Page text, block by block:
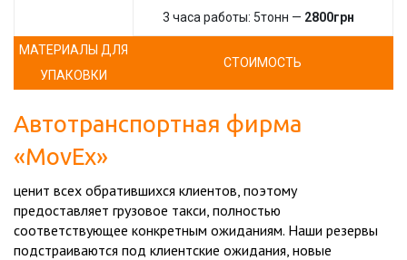
3 часа работы: 5тонн — 2800грн
МАТЕРИАЛЫ ДЛЯ
УПАКОВКИ
СТОИМОСТЬ
Автотранспортная фирма
«MovEx»
ценит всех обратившихся клиентов, поэтому
предоставляет грузовое такси, полностью
соответствующее конкретным ожиданиям. Наши резервы
подстраиваются под клиентские ожидания, новые